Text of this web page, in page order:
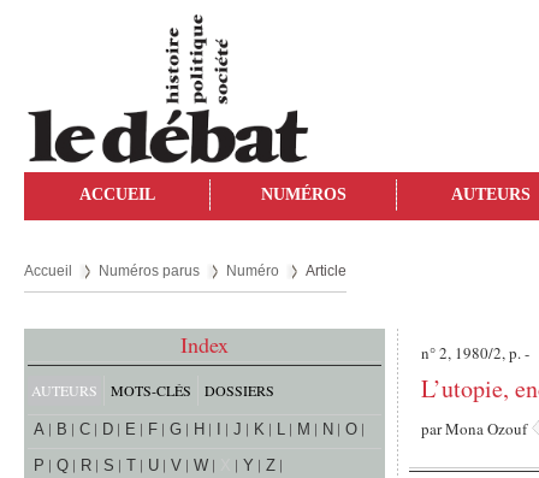
ACCUEIL NUMÉROS AUTEURS
Accueil Numéros parus Numéro Article
Index
AUTEURS MOTS-CLÉS DOSSIERS
A B C D E F G H J K L M N
O
P
Q R S T U V W Y Z
n° 2, 1980/2, p. -
L’utopie,
parMona Ozouf